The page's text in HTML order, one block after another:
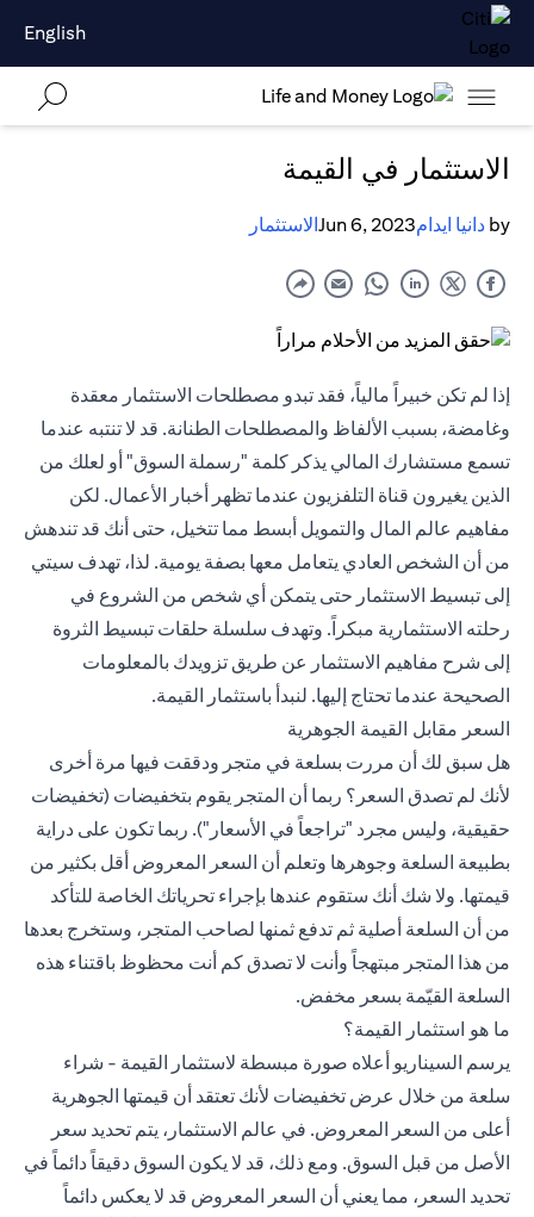
English
الاستثمار في القيمة
by دانيا ايدامJun 6, 2023الاستثمار
إذا لم تكن خبيراً مالياً، فقد تبدو مصطلحات الاستثمار معقدة
وغامضة، بسبب الألفاظ والمصطلحات الطنانة. قد لا تنتبه عندما
تسمع مستشارك المالي يذكر كلمة "رسملة السوق" أو لعلك من
الذين يغيرون قناة التلفزيون عندما تظهر أخبار الأعمال. لكن
مفاهيم عالم المال والتمويل أبسط مما تتخيل، حتى أنك قد تندهش
من أن الشخص العادي يتعامل معها بصفة يومية. لذا، تهدف سيتي
إلى تبسيط الاستثمار حتى يتمكن أي شخص من الشروع في
رحلته الاستثمارية مبكراً. وتهدف سلسلة حلقات تبسيط الثروة
إلى شرح مفاهيم الاستثمار عن طريق تزويدك بالمعلومات
الصحيحة عندما تحتاج إليها. لنبدأ باستثمار القيمة.
السعر مقابل القيمة الجوهرية
هل سبق لك أن مررت بسلعة في متجر ودققت فيها مرة أخرى
لأنك لم تصدق السعر؟ ربما أن المتجر يقوم بتخفيضات (تخفيضات
حقيقية، وليس مجرد "تراجعاً في الأسعار"). ربما تكون على دراية
بطبيعة السلعة وجوهرها وتعلم أن السعر المعروض أقل بكثير من
قيمتها. ولا شك أنك ستقوم عندها بإجراء تحرياتك الخاصة للتأكد
من أن السلعة أصلية ثم تدفع ثمنها لصاحب المتجر، وستخرج بعدها
من هذا المتجر مبتهجاً وأنت لا تصدق كم أنت محظوظ باقتناء هذه
السلعة القيّمة بسعر مخفض.
ما هو استثمار القيمة؟
يرسم السيناريو أعلاه صورة مبسطة لاستثمار القيمة - شراء
سلعة من خلال عرض تخفيضات لأنك تعتقد أن قيمتها الجوهرية
أعلى من السعر المعروض. في عالم الاستثمار، يتم تحديد سعر
الأصل من قبل السوق. ومع ذلك، قد لا يكون السوق دقيقاً دائماً في
تحديد السعر، مما يعني أن السعر المعروض قد لا يعكس دائماً